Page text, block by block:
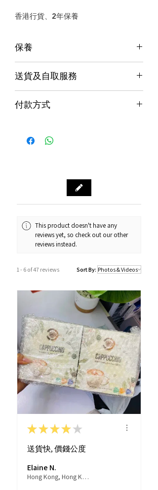
香港行貨、 2年保養
保養
香港行貨;香港代理提供本地保養和維
物保障 (不包括人為損壞並須要保留完
送貨及自取服務
本地速遞
順豐到付/自取點
門市資料：觀塘秀茂坪商場街市74A號
Whatsapp：34811128
訂購及送貨時間
若果商品不幸出現沒有現貨或需要更長
或電話方式通知顧客。
付款方式
Alipay支付寶 / WeChat Pay微信支付 /
Octopus八達通 / Fps轉數快
This product doesn't have any
reviews yet, so check out our other
reviews instead.
1 - 6 of 47 reviews Sort By:
★★★★ ★
送貨快, 價錢公度
Elaine N.
Hong Kong, Hong Kong